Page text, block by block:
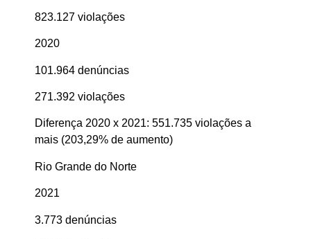
823.127 violações
2020
101.964 denúncias
271.392 violações
Diferença 2020 x 2021: 551.735 violações a
mais (203,29% de aumento)
Rio Grande do Norte
2021
3.773 denúncias